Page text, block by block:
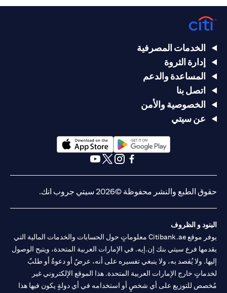
الخدمات المصرفية
إدارة الثروة
المساعدة والدعم
اتصل بنا
الخصوصية والأمن
عن سيتي
(opens in a new tab)
حقوق الطبع والنشر محفوظة ©2026 سيتي جروب انك.
البنود و الظروف
يوفر موقع Citibank.ae معلوماتٍ حول الحسابات والخدمات المالية التي
يقدمها فرع سيتي بنك إن.إيه. في الإمارات العربية المتحدة، ويتيح الوصول
إليها. ولا يُقصد به، ولا ينبغي تفسيره على أنه، عرضٌ أو دعوةٌ أو طلبٌ
لخدماتٍ خارج الإمارات العربية المتحدة. هذا الموقع الإلكتروني غير
مُخصص للتوزيع على أي شخصٍ أو استخدامه في أي دولةٍ يكون فيها هذا